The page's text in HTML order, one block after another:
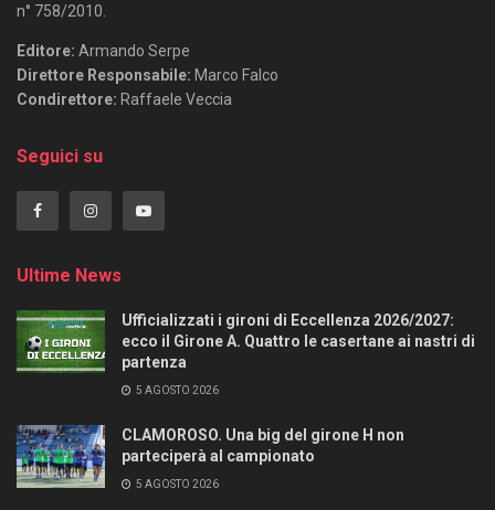
n° 758/2010.
Editore: Armando Serpe
Direttore Responsabile: Marco Falco
Condirettore: Raffaele Veccia
Seguici su
Ultime News
Ufficializzati i gironi di Eccellenza 2026/2027:
ecco il Girone A. Quattro le casertane ai nastri di
partenza
5 AGOSTO 2026
CLAMOROSO. Una big del girone H non
parteciperà al campionato
5 AGOSTO 2026